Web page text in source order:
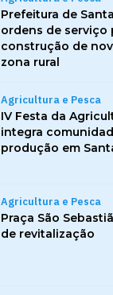
Prefeitura de
ordens de serviço
construção de
zona rural
Agricultura e Pesca
IV Festa da
integra
produção em
Agricultura e Pesca
Praça São
de revitalização